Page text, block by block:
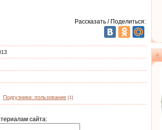
Рассказать / Поделиться:
Подгузники: пользование [1]
сайта: